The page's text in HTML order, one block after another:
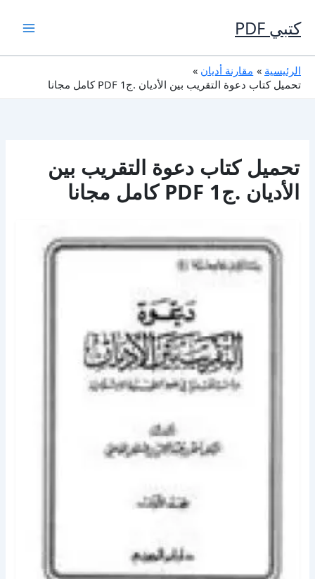
إلى
المحتوى
كتبي PDF
الرئيسية
مقارنة أديان
تحميل كتاب دعوة التقريب بين الأديان .ج1 PDF كامل مجانا
تحميل كتاب دعوة التقريب بين
الأديان .ج1 PDF كامل مجانا